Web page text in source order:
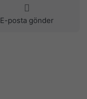
E-posta gönder